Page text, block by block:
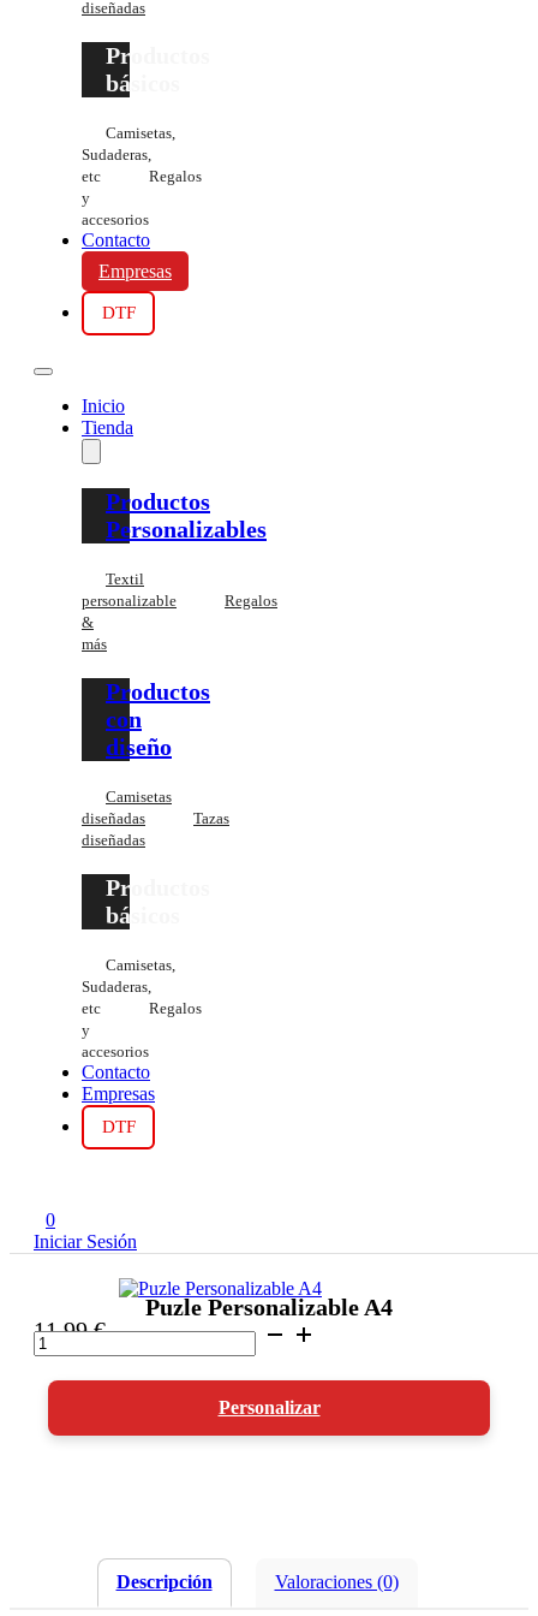
diseñadas
Productos
básicos
Camisetas,
Sudaderas,
etc
Regalos
y
accesorios
Contacto
Empresas
DTF
Inicio
Tienda
Productos
Personalizables
Textil
personalizable
Regalos
&
más
Productos
con
diseño
Camisetas
diseñadas
Tazas
diseñadas
Productos
básicos
Camisetas,
Sudaderas,
etc
Regalos
y
accesorios
Contacto
Empresas
DTF
0
Iniciar Sesión
Puzle Personalizable A4
11,99€
Puzle
Personalizable
cantidad
Personalizar
Descripción Valoraciones (0)